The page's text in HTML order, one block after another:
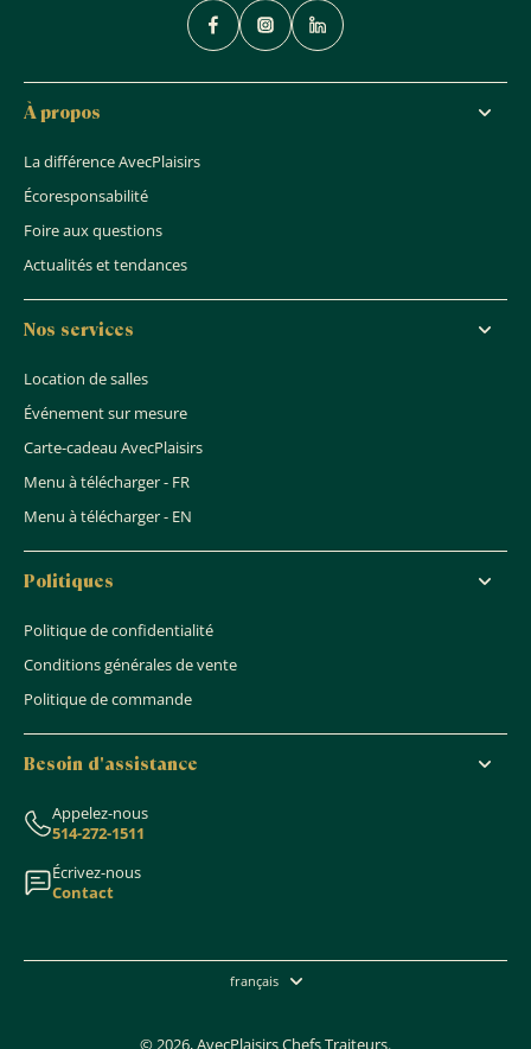
À propos
La différence AvecPlaisirs
Écoresponsabilité
Foire aux questions
Actualités et tendances
Nos services
Location de salles
Événement sur mesure
Carte-cadeau AvecPlaisirs
Menu à télécharger - FR
Menu à télécharger - EN
Politiques
Politique de confidentialité
Conditions générales de vente
Politique de commande
Besoin d'assistance
Appelez-nous
514-272-1511
Écrivez-nous
Contact
français